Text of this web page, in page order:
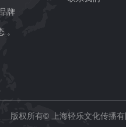
牌
。
版权所有© 上海轻乐文化传播